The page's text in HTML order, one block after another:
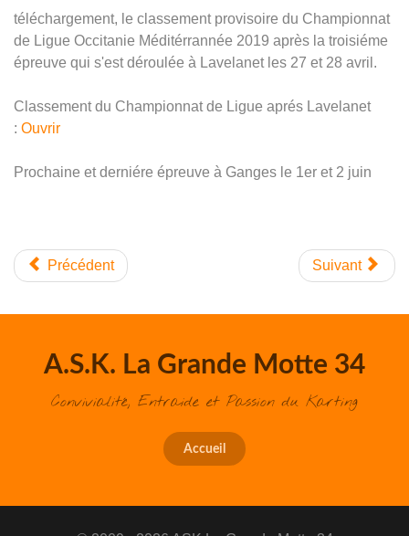
téléchargement, le classement provisoire du Championnat
de Ligue Occitanie Méditérrannée 2019 après la troisiéme
épreuve qui s'est déroulée à Lavelanet les 27 et 28 avril.
Classement du Championnat de Ligue aprés Lavelanet
: Ouvrir
Prochaine et derniére épreuve à Ganges le 1er et 2 juin
Précédent Suivant
A.S.K. La Grande Motte 34
Convivialité, Entraide et Passion du Karting
Accueil